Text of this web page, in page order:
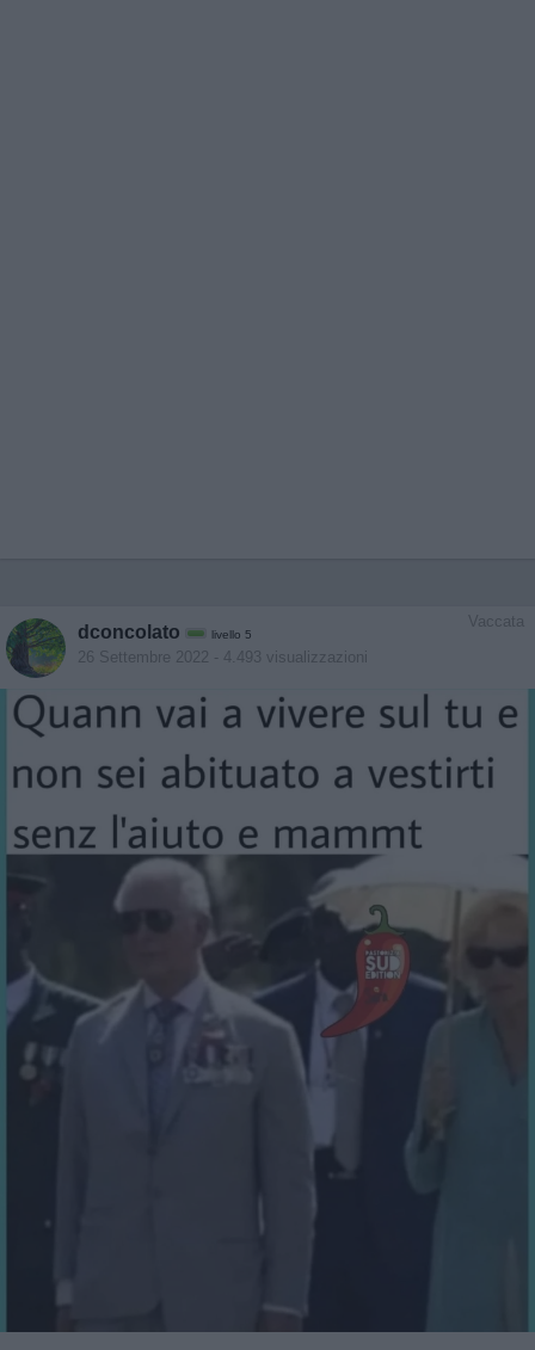
Vaccata
dconcolato livello 5
26 Settembre 2022 - 4.493 visualizzazioni